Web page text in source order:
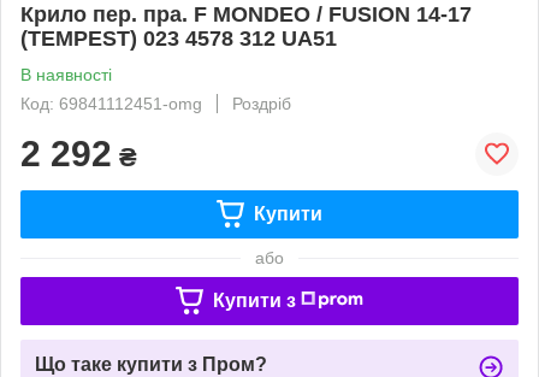
Крило пер. пра. F MONDEO / FUSION 14-17
(TEMPEST) 023 4578 312 UA51
В наявності
Код: 69841112451-omg
Роздріб
2 292 ₴
Купити
або
Купити з
Що таке купити з Пром?